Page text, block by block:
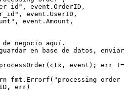
, event.OrderID,
, event.UserID,
, event.Amount,
de negocio aquí.
processOrder(ctx, event); err
!=
fmt. Errorf (
err)